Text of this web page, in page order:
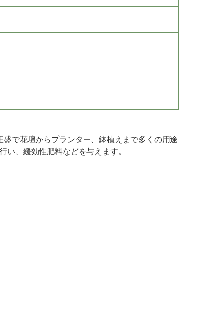
で花壇からプランター、鉢植えまで多くの用途
、緩効性肥料などを与えます。